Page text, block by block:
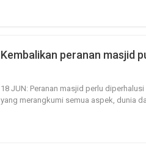
Kembalikan peranan masjid
18 JUN: Peranan masjid perlu
yang merangkumi semua aspek, dunia